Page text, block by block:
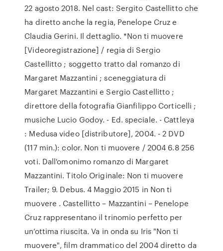
22 agosto 2018. Nel cast: Sergito Castellitto che
ha diretto anche la regia, Penelope Cruz e
Claudia Gerini. Il dettaglio. *Non ti muovere
[Videoregistrazione] / regia di Sergio
Castellitto ; soggetto tratto dal romanzo di
Margaret Mazzantini ; sceneggiatura di
Margaret Mazzantini e Sergio Castellitto ;
direttore della fotografia Gianfilippo Corticelli ;
musiche Lucio Godoy. - Ed. speciale. - Cattleya
: Medusa video [distributore], 2004. - 2 DVD
(117 min.): color. Non ti muovere / 2004 6.8 256
voti. Dall'omonimo romanzo di Margaret
Mazzantini. Titolo Originale: Non ti muovere
Trailer; 9. Debus. 4 Maggio 2015 in Non ti
muovere . Castellitto – Mazzantini – Penelope
Cruz rappresentano il trinomio perfetto per
un’ottima riuscita. Va in onda su Iris "Non ti
muovere", film drammatico del 2004 diretto da